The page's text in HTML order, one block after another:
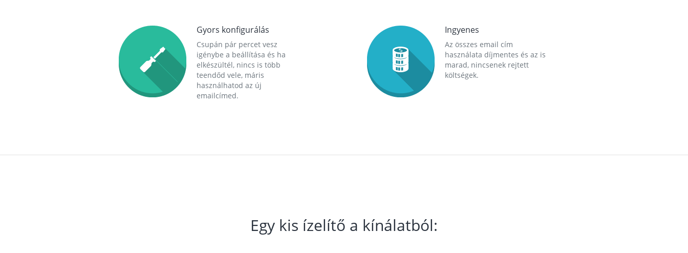
Gyors konfigurálás
Csupán pár percet vesz
igénybe a beállítása és ha
elkészültél, nincs is több
teendőd vele, máris
használhatod az új
emailcímed.
Ingyenes
Az összes email cím
használata díjmentes és az is
marad, nincsenek rejtett
költségek.
Egy kis ízelítő a kínálatból: